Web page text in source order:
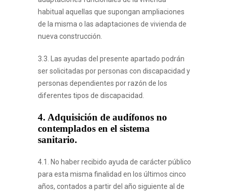
habitual aquellas que supongan ampliaciones
de la misma o las adaptaciones de vivienda de
nueva construcción.
3.3. Las ayudas del presente apartado podrán
ser solicitadas por personas con discapacidad y
personas dependientes por razón de los
diferentes tipos de discapacidad.
4. Adquisición de audífonos no
contemplados en el sistema
sanitario.
4.1. No haber recibido ayuda de carácter público
para esta misma finalidad en los últimos cinco
años, contados a partir del año siguiente al de